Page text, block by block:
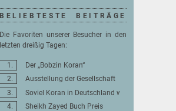
BELIEBTESTE BEITRÄGE
Die Favoriten unserer Besucher in den
letzten dreißig Tagen:
Der „Bobzin Koran“
Ausstellung der Gesellschaft
Soviel Koran in Deutschland war nie – Stimmt
Sheikh Zayed Buch Preis